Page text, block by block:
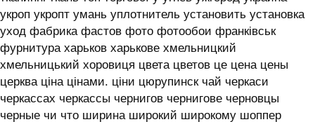
укроп укропт умань уплотнитель установить установка
уход фабрика фастов фото фотообои франківськ
фурнитура харьков харькове хмельницкий
хмельницький хоровиця цвета цветов це цена цены
церква ціна цінами. ціни цюрупинск чай черкаси
черкассах черкассы чернигов чернигове черновцы
черные чи что ширина широкий широкому шоппер